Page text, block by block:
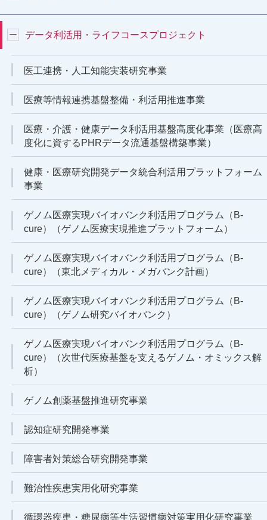
データ利活用・ライフコースプロジェクト
医工連携・人工知能実装研究事業
医療等情報連携基盤整備・利活用推進事業
医療・介護・健康データ利活用基盤高度化事業（医療高
度化に資するPHRデータ流通基盤構築事業）
健康・医療研究開発データ統合利活用プラットフォーム
事業
ゲノム医療実現バイオバンク利活用プログラム（B-
cure）（ゲノム医療実現推進プラットフォーム）
ゲノム医療実現バイオバンク利活用プログラム（B-
cure）（東北メディカル・メガバンク計画）
ゲノム医療実現バイオバンク利活用プログラム（B-
cure）（ゲノム研究バイオバンク）
ゲノム医療実現バイオバンク利活用プログラム（B-
cure）（次世代医療基盤を支えるゲノム・オミックス解
析）
ゲノム創薬基盤推進研究事業
認知症研究開発事業
障害者対策総合研究開発事業
難治性疾患実用化研究事業
循環器疾患・糖尿病等生活習慣病対策実用化研究事業